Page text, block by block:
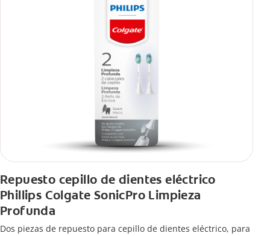
Repuesto cepillo de dientes eléctrico
Phillips Colgate SonicPro Limpieza
Profunda
Dos piezas de repuesto para cepillo de dientes eléctrico, para